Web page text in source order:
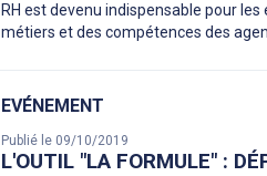
RH est devenu indispensable pour
métiers et des compétences des
EVÉNEMENT
Publié le 09/10/2019
L'OUTIL "LA FORMULE" :